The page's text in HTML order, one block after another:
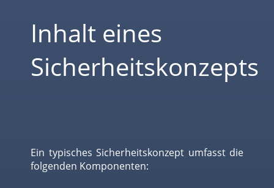
Inhalt eines
Sicherheitskonzepts
Ein typisches Sicherheitskonzept umfasst die
folgenden Komponenten: